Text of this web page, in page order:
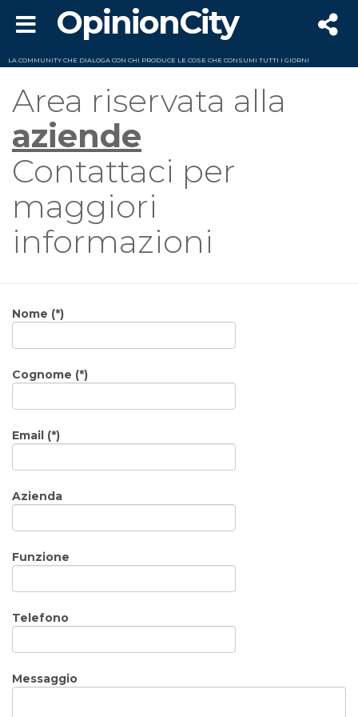
OpinionCity
LA COMMUNITY CHE DIALOGA CON CHI PRODUCE LE COSE CHE CONSUMI TUTTI I GIORNI
Area riservata alla
aziende
Contattaci per
maggiori
informazioni
Nome (*)
Cognome (*)
Email (*)
Azienda
Funzione
Telefono
Messaggio